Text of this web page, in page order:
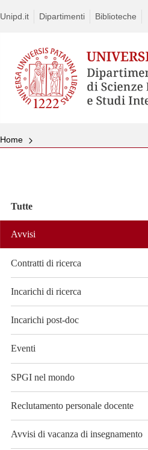
Unipd.it Dipartimenti Biblioteche
Home
Tutte
Avvisi
Contratti di ricerca
Incarichi di ricerca
Incarichi post-doc
Eventi
SPGI nel mondo
Reclutamento personale docente
Avvisi di vacanza di insegnamento